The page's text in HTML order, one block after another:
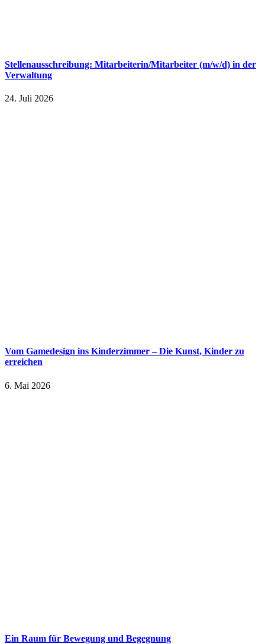
Stellenausschreibung: Mitarbeiterin/Mitarbeiter (m/w/d) in der
Verwaltung
24. Juli 2026
Vom Gamedesign ins Kinderzimmer – Die Kunst, Kinder zu
erreichen
6. Mai 2026
Ein Raum für Bewegung und Begegnung